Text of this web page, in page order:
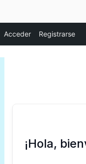
Acceder Registrarse
¡Hola,